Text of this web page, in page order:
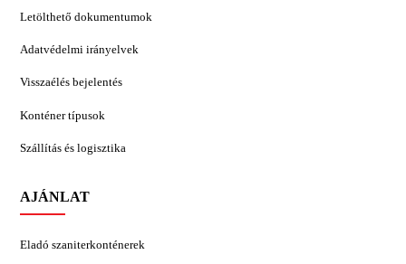
Letölthető dokumentumok
Adatvédelmi irányelvek
Visszaélés bejelentés
Konténer típusok
Szállítás és logisztika
AJÁNLAT
Eladó szaniterkonténerek